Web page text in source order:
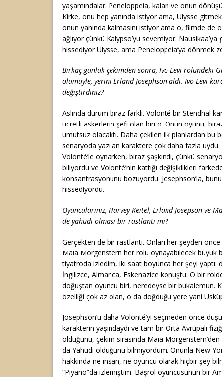
yaşamındalar. Peneloppeia, kalan ve onun
Kirke, onu hep yanında istiyor ama, Ulysse
onun yanında kalmasını istiyor ama o, filmde de
ağlıyor çünkü Kalypso’yu sevemiyor. Nausikaa’ya
hissediyor Ulysse, ama Peneloppeia’ya dönmek
Birkaç günlük çekimden sonra, Ivo Levi rolündeki
ölümüyle, yerini Erland Josephson aldı. Ivo Levi
değiştirdiniz?
Aslında durum biraz farklı. Volonté bir Stendhal
ücretli askerlerin şefi olan biri o. Onun oyunu,
umutsuz olacaktı. Daha çekilen ilk planlardan bu
senaryoda yazılan karaktere çok daha fazla
Volonté’le oynarken, biraz şaşkındı, çünkü
biliyordu ve Volonté’nin kattığı değişiklikleri
konsantrasyonunu bozuyordu. Josephson’la,
hissediyordu.
Oyuncularınız, Harvey Keitel, Erland Josepson ve
de yahudi olması bir rastlantı mı?
Gerçekten de bir rastlantı. Onları her şeyden
Maia Morgenstern her rolü oynayabilecek büyük
tiyatroda izledim, iki saat boyunca her şeyi yaptı:
İngilizce, Almanca, Eskenazice konuştu. O bir
doğuştan oyuncu biri, neredeyse bir bukalemun.
özelliği çok az olan, o da doğduğu yere yani
Josephson’u daha Volonté’yi seçmeden önce
karakterin yaşındaydı ve tam bir Orta Avrupalı
olduğunu, çekim sırasında Maia Morgenstern’den
da Yahudi olduğunu bilmiyordum. Onunla New
hakkında ne insan, ne oyuncu olarak hiçbir şey
“Piyano”da izlemiştim. Başrol oyuncusunun bir